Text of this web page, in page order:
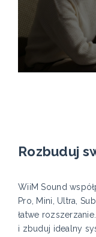
Rozbuduj
WiiM Sound
Pro, Mini, Ultra,
łatwe
i zbuduj idealny